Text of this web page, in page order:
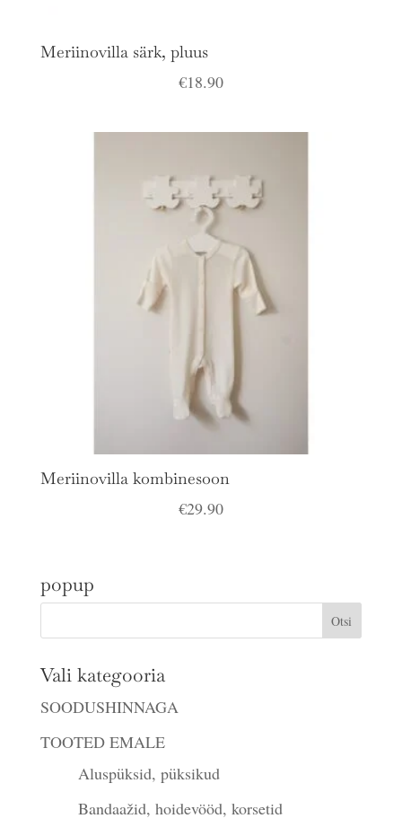
Meriinovilla särk, pluus
€18.90
Meriinovilla kombinesoon
€29.90
popup
Vali kategooria
SOODUSHINNAGA
TOOTED EMALE
Aluspüksid, püksikud
Bandaažid, hoidevööd, korsetid